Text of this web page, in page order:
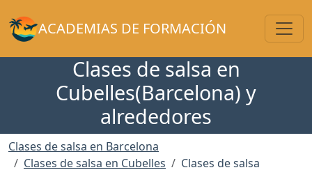
ACADEMIAS DE FORMACIÓN
Clases de salsa en
Cubelles(Barcelona) y
alrededores
Clases de salsa en Barcelona
Clases de salsa en Cubelles
Clases de salsa